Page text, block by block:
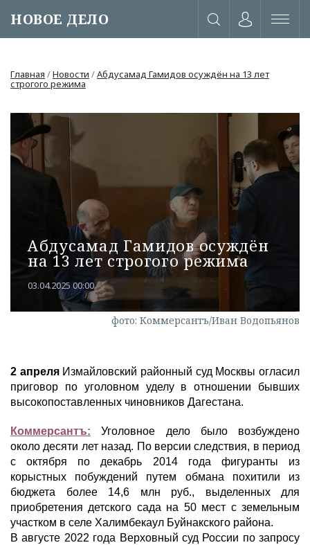
НОВОЕ ДЕЛО
или через соц. сети
Главная /Новости /Абдусамад Гамидов осуждён на 13 лет
строгого режима
Абдусамад Гамидов осуждён
на 13 лет строгого режима
03.04.2025 00:00
фото: Коммерсантъ/Иван Водопьянов
2 апреля Измайловский районный суд Москвы огласил
приговор по уголовном уделу в отношении бывших
высокопоставленных чиновников Дагестана.
Коммерсантъ: Уголовное дело было возбуждено
около десяти лет назад. По версии следствия, в период
с октября по декабрь 2014 года фигуранты из
корыстных побуждений путем обмана похитили из
бюджета более 14,6 млн руб., выделенных для
приобретения детского сада на 50 мест с земельным
участком в селе Халимбекаул Буйнакского района.
В августе 2022 года Верховный суд России по запросу